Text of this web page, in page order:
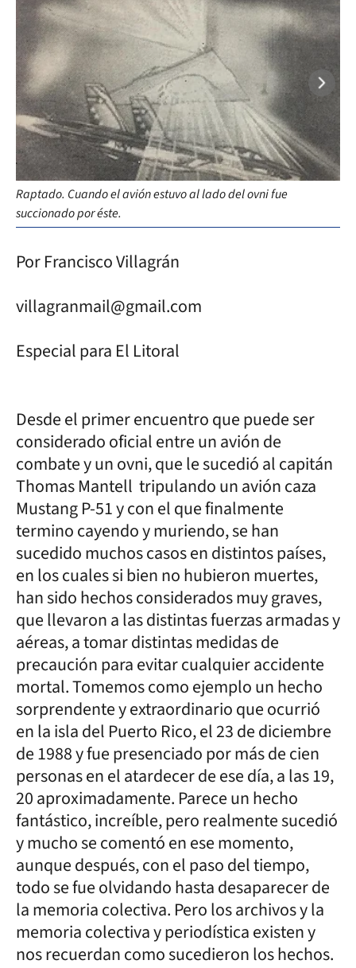
Raptado. Cuando el avión estuvo al lado del ovni fue
succionado por éste.
Por Francisco Villagrán
villagranmail@gmail.com
Especial para El Litoral
Desde el primer encuentro que puede ser
considerado oficial entre un avión de
combate y un ovni, que le sucedió al capitán
Thomas Mantell tripulando un avión caza
Mustang P-51 y con el que finalmente
termino cayendo y muriendo, se han
sucedido muchos casos en distintos países,
en los cuales si bien no hubieron muertes,
han sido hechos considerados muy graves,
que llevaron a las distintas fuerzas armadas y
aéreas, a tomar distintas medidas de
precaución para evitar cualquier accidente
mortal. Tomemos como ejemplo un hecho
sorprendente y extraordinario que ocurrió
en la isla del Puerto Rico, el 23 de diciembre
de 1988 y fue presenciado por más de cien
personas en el atardecer de ese día, a las 19,
20 aproximadamente. Parece un hecho
fantástico, increíble, pero realmente sucedió
y mucho se comentó en ese momento,
aunque después, con el paso del tiempo,
todo se fue olvidando hasta desaparecer de
la memoria colectiva. Pero los archivos y la
memoria colectiva y periodística existen y
nos recuerdan como sucedieron los hechos.